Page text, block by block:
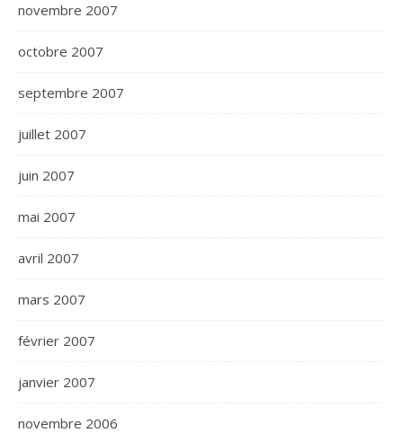
novembre 2007
octobre 2007
septembre 2007
juillet 2007
juin 2007
mai 2007
avril 2007
mars 2007
février 2007
janvier 2007
novembre 2006